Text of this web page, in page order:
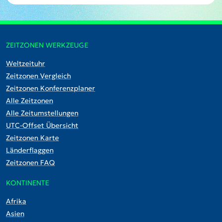
ZEITZONEN WERKZEUGE
Weltzeituhr
Zeitzonen Vergleich
Zeitzonen Konferenzplaner
Alle Zeitzonen
Alle Zeitumstellungen
UTC-Offset Übersicht
Zeitzonen Karte
Länderflaggen
Zeitzonen FAQ
KONTINENTE
Afrika
Asien